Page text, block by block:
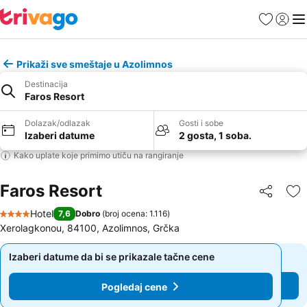
FavoritiPrijavi
Prikaži sve smeštaje u Azolimnos
Destinacija
Faros Resort
Dolazak/odlazak
Izaberi datume
Gosti i sobe
2 gosta, 1 soba.
Kako uplate koje primimo utiču na rangiranje
Faros Resort Deli
4 Zvezdice
Hotel 7,6 Dobro (broj ocena: 1.116)
Xerolagkonou, 84100, Azolimnos, Grčka
Izaberi datume da bi se prikazale tačne cene
Pogledaj cene
Izaberi datume da bi se prikazale tačne cene
Pogledaj cene